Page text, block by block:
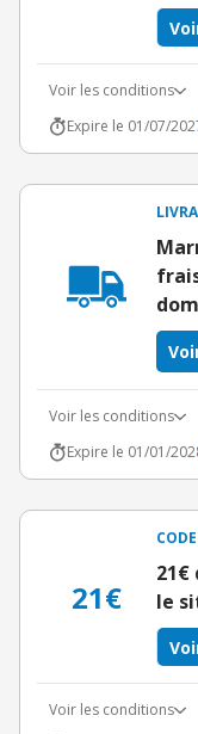
Voir les conditions
Expire le 01/07/
Voir les conditions
Expire le 01/01/
21€
21€
le
Voir les conditions